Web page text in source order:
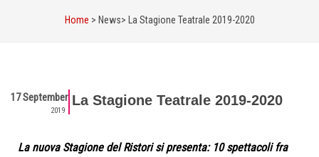
Home > News> La Stagione Teatrale 2019-2020
17 September
2019
La Stagione Teatrale 2019-2020
La nuova Stagione del Ristori si presenta: 10 spettacoli fra